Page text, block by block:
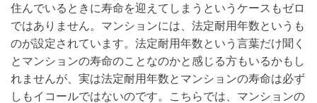
住んでいるときに寿命を迎えてしまうというケースもゼロ
ではありません。マンションには、法定耐用年数というも
のが設定されています。法定耐用年数という言葉だけ聞く
とマンションの寿命のことなのかと感じる方もいるかもし
れませんが、実は法定耐用年数とマンションの寿命は必ず
しもイコールではないのです。こちらでは、マンションの